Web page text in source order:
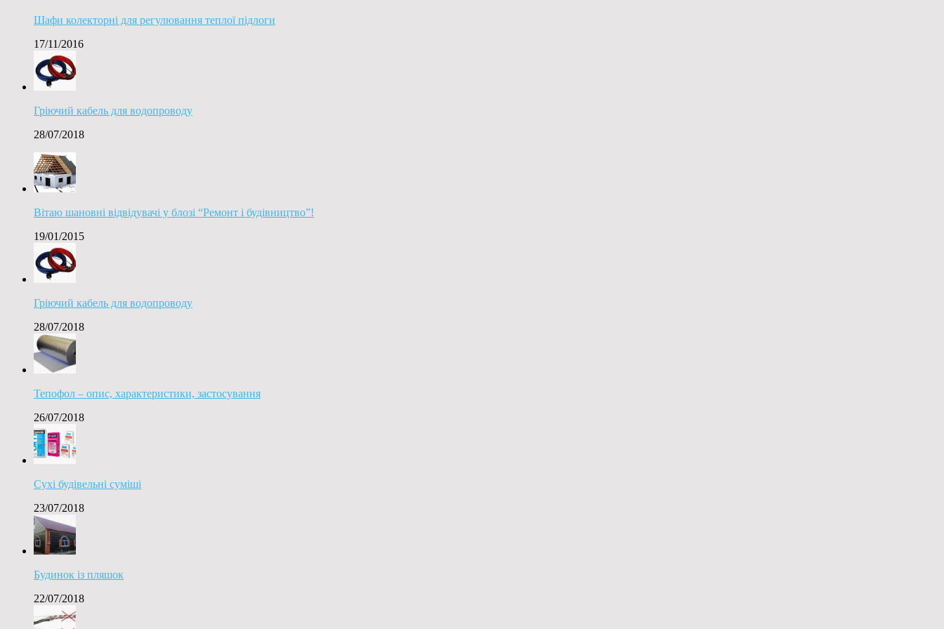
Шафи колекторні для регулювання теплої підлоги
17/11/2016
Гріючий кабель для водопроводу
28/07/2018
Вітаю шановні відвідувачі у блозі “Ремонт і будівництво”!
19/01/2015
Гріючий кабель для водопроводу
28/07/2018
Тепофол – опис, характеристики, застосування
26/07/2018
Сухі будівельні суміші
23/07/2018
Будинок із пляшок
22/07/2018